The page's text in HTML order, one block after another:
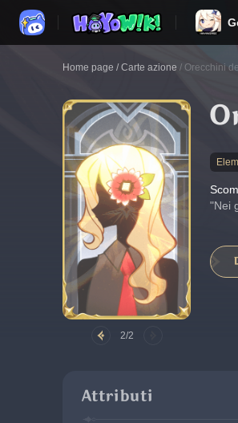
Home page / Carte azione / Orecchini
2/2
"Nei
Attributi